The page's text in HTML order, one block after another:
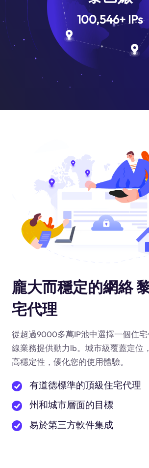
100,546+ IPs
龐大而穩定的網絡
宅代理
從超過9000多萬IP池中選擇一個住
線業務提供動力lb。城市級覆蓋定位
高穩定性，優化您的使用體驗。
有道德標準的頂級住宅代理
州和城市層面的目標
易於第三方軟件集成